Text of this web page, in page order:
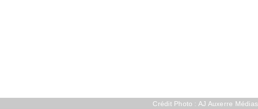
Crédit Photo : AJ Auxerre Médias